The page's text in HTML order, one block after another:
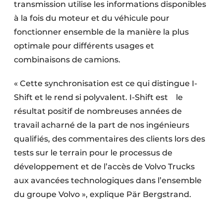
transmission utilise les informations disponibles
à la fois du moteur et du véhicule pour
fonctionner ensemble de la manière la plus
optimale pour différents usages et
combinaisons de camions.
« Cette synchronisation est ce qui distingue I-
Shift et le rend si polyvalent. I-Shift est le
résultat positif de nombreuses années de
travail acharné de la part de nos ingénieurs
qualifiés, des commentaires des clients lors des
tests sur le terrain pour le processus de
développement et de l’accès de Volvo Trucks
aux avancées technologiques dans l’ensemble
du groupe Volvo », explique Pär Bergstrand.